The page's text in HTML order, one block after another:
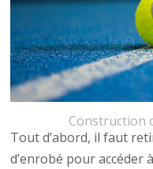
Construction
Tout d’abord, il faut
d’enrobé pour accéder